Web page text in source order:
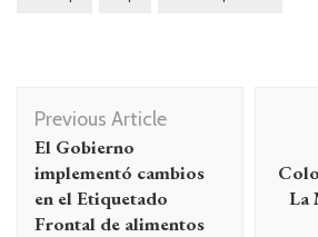
Navegación
de
entradas
Previous Article
El Gobierno
implementó cambios
en el Etiquetado
Frontal de alimentos
La